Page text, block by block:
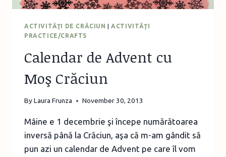
ACTIVITĂŢI DE CRĂCIUN |ACTIVITĂŢI
PRACTICE/CRAFTS
Calendar de Advent cu
Moş Crăciun
ByLaura Frunza November 30, 2013
Mâine e 1 decembrie şi începe numărătoarea
inversă până la Crăciun, aşa că m-am gândit să
pun azi un calendar de Advent pe care îl vom